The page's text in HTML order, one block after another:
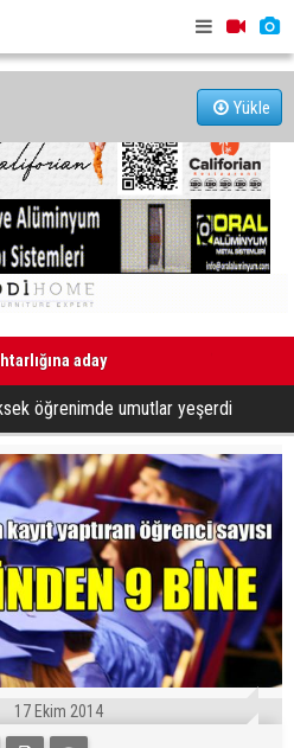
Yükle
aday
öğrenimde umutlar yeşerdi
17 Ekim 2014